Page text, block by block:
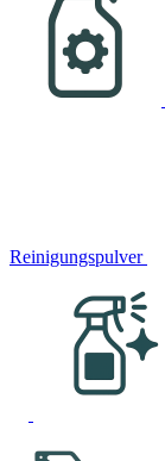
Reinigungspulver